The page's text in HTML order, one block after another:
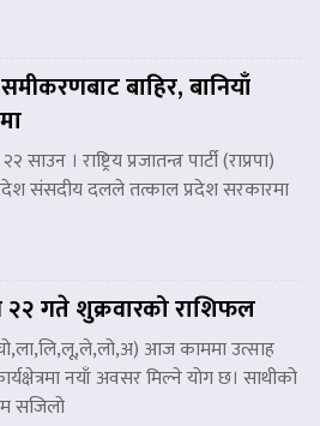
समीकरणबाट बाहिर, बानियाँ
साउन । राष्ट्रिय प्रजातन्त्र पार्टी (राप्रपा)
संसदीय दलले तत्काल प्रदेश सरकारमा
गते शुक्रवारको राशिफल
आज काममा उत्साह
नयाँ अवसर मिल्ने योग छ। साथीको
सजिलो